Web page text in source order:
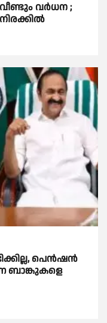
വര്‍ധന ;
പെൻഷൻ
ബാങ്കുകളെ